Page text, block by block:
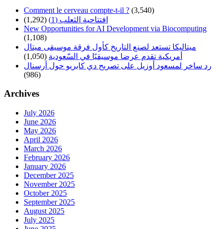
Comment le cerveau compte-t-il ? (3,540)
افتتاحية الثعلب (1)
(1,292)
New Opportunities for AI Development via Biocomputing
(1,108)
ميتاليكا تستعد لصنع التاريخ كأول فرقة موسيقى ميتال
أمريكية تقدم عرضا موسيقيًا في السّعودية (1,050)
رد ساخر لمسعود أوزيل على تصريح دي كابريو حول أرسنال
(986)
Archives
July 2026
June 2026
May 2026
April 2026
March 2026
February 2026
January 2026
December 2025
November 2025
October 2025
September 2025
August 2025
July 2025